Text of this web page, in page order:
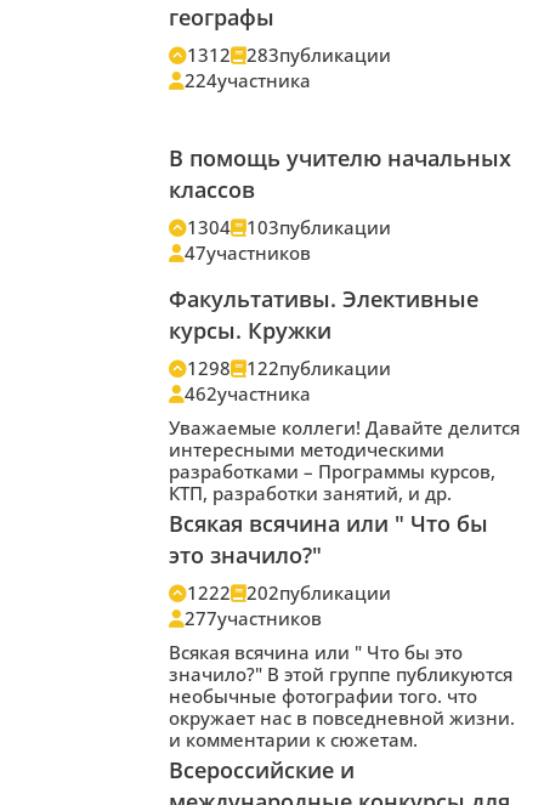
географы
1312 283публикации
224участника
В помощь учителю начальных
классов
1304 103публикации
47участников
Факультативы. Элективные
курсы. Кружки
1298 122публикации
462участника
Уважаемые коллеги! Давайте делится
интересными методическими
разработками – Программы курсов,
КТП, разработки занятий, и др.
Всякая всячина или " Что бы
это значило?"
1222 202публикации
277участников
Всякая всячина или " Что бы это
значило?" В этой группе публикуются
необычные фотографии того. что
окружает нас в повседневной жизни.
и комментарии к сюжетам.
Всероссийские и